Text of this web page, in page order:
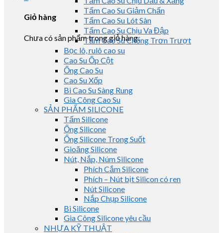
Giỏ hàng
Chưa có sản phẩm trong giỏ hàng.
Tấm Cao Su Giảm Chấn
Tấm Cao Su Lót Sàn
Tấm Cao Su Chịu Va Đập
Tấm Cao Su Chống Trơn Trượt
Bọc lô, rulô cao su
Cao Su Ốp Cột
Ống Cao Su
Cao Su Xốp
Bi Cao Su Sàng Rung
Gia Công Cao Su
SẢN PHẨM SILICONE
Tấm Silicone
Ống Silicone
Ống Silicone Trong Suốt
Gioăng Silicone
Nút, Nắp, Núm Silicone
Phích Cắm Silicone
Phích – Nút bịt Silicon có ren
Nút Silicone
Nắp Chụp Silicone
Bi Silicone
Gia Công Silicone yêu cầu
NHỰA KỸ THUẬT